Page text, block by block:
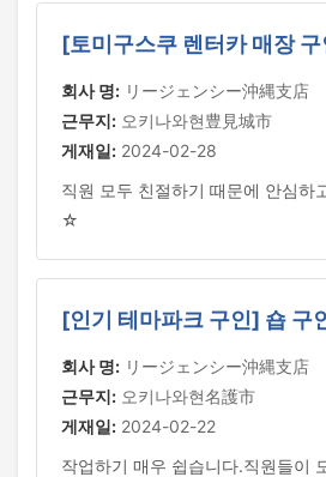
[토미구스쿠 렌터카 매장
회사 명: リージェンシー沖縄支店
근무지: 오키나와현豊見城市
게재일: 2024-02-28
직원 모두 친절하기 때문에 안심하
☆
[인기 테마파크 구인] 숍 구
회사 명: リージェンシー沖縄支店
근무지: 오키나와현名護市
게재일: 2024-02-22
작업하기 매우 쉽습니다.직원들이